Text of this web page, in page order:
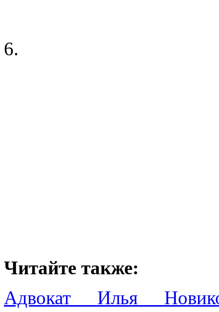
6.
Читайте также:
Адвокат Илья